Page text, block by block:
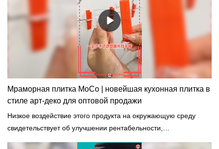
Мраморная плитка MoCo | новейшая кухонная плитка в
стиле арт-деко для оптовой продажи
Низкое воздействие этого продукта на окружающую среду
свидетельствует об улучшении рентабельности,